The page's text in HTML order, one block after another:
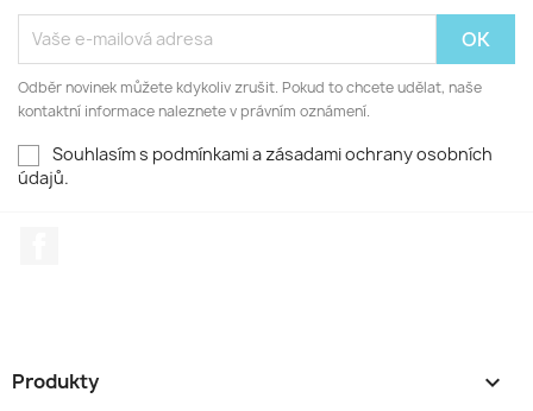
Odběr novinek můžete kdykoliv zrušit. Pokud to chcete udělat, naše
kontaktní informace naleznete v právním oznámení.
Souhlasím s podmínkami a zásadami ochrany osobních
údajů.
Produkty 